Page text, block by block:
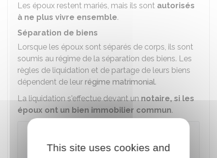
Les époux restent mariés, mais ils sont autorisés
à ne plus vivre ensemble.
Séparation de biens
Lorsque les époux sont séparés de corps, ils sont
soumis au régime de la séparation des biens. Les
règles de liquidation et de partage de leurs biens
dépendent de leur régime matrimonial.
La liquidation s'effectue devant unnotaire, si les
époux ont un bien immobilier commun.
S'ils sont mariés sous le régime de la
This site uses cookies and